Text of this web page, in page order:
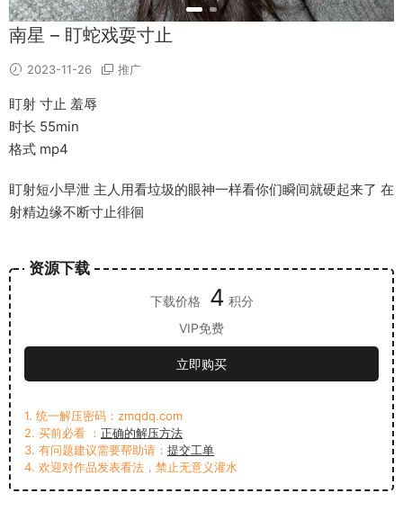
南星 – 盯蛇戏耍寸止
2023-11-26 推广
盯射 寸止 羞辱
时长 55min
格式 mp4
盯射短小早泄 主人用看垃圾的眼神一样看你们瞬间就硬起来了 在
射精边缘不断寸止徘徊
资源下载
下载价格 4 积分
VIP免费
立即购买
1. 统一解压密码：zmqdq.com
2. 买前必看 ： 正确的解压方法
3. 有问题建议需要帮助请： 提交工单
4. 欢迎对作品发表看法，禁止无意义灌水